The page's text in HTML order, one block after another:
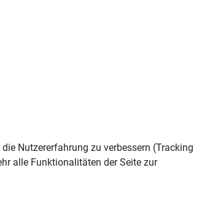
Nutzererfahrung zu verbessern (Tracking
alle Funktionalitäten der Seite zur